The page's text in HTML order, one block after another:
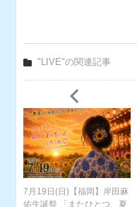
"LIVE"の関連記事
7月19日(日)【福岡】岸田麻
佑生誕祭 「またひとつ、夏